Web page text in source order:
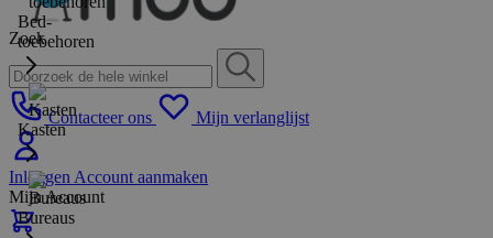
Zoek
Contacteer ons Mijn verlanglijst
Inloggen Account aanmaken
Mijn Account
Bed-
toebehoren
Kasten
Bureaus